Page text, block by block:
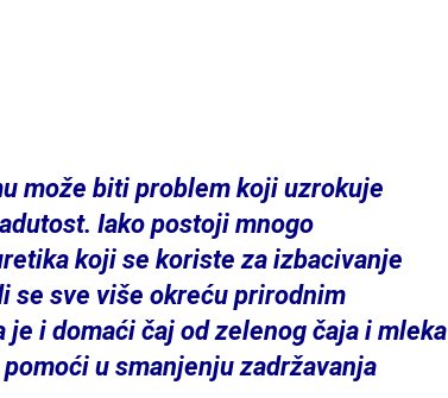
može biti problem koji uzrokuje
Iako postoji mnogo
koji se koriste za izbacivanje
se sve više okreću prirodnim
i domaći čaj od zelenog čaja i mleka
u smanjenju zadržavanja